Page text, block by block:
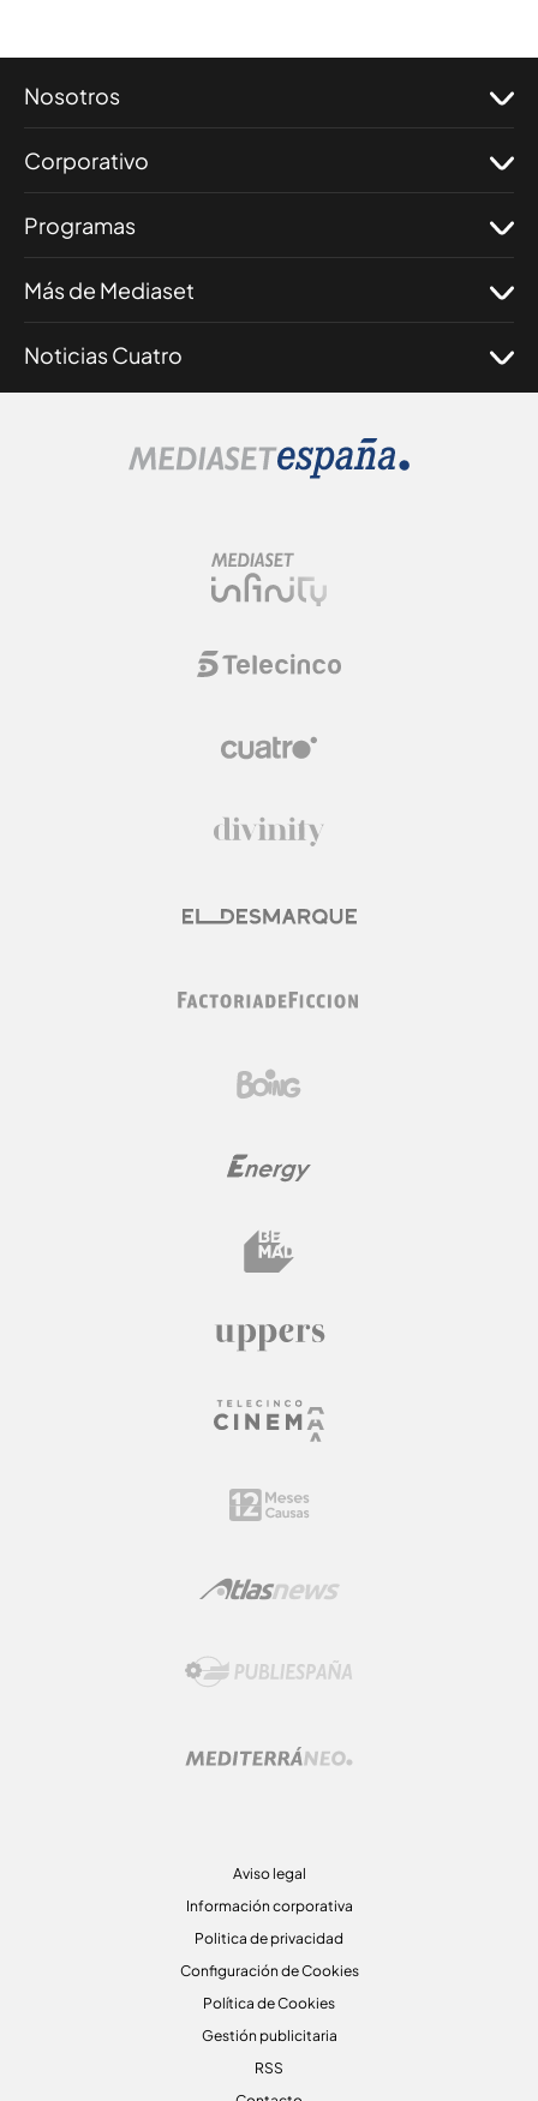
Nosotros
Corporativo
Programas
Más de Mediaset
Noticias Cuatro
Aviso legal
Información corporativa
Politica de privacidad
Configuración de Cookies
Política de Cookies
Gestión publicitaria
RSS